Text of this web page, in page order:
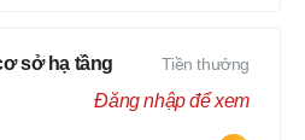
dự án
dự án
sở hạ tầng
Tiền thưởng
Đăng nhập để xem